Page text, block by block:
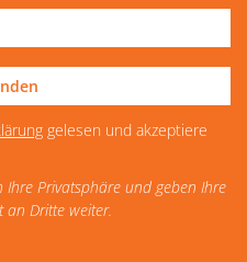
gelesen und akzeptiere
Ihre Privatsphäre und geben Ihre
an Dritte weiter.